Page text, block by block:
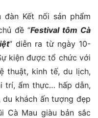
đàn Kết nối sản phẩm
đề “Festival tôm Cà
” diễn ra từ ngày 10-
kiện được tổ chức với
thuật, kinh tế, du lịch,
trí, ẩm thực… hấp dẫn,
khách ấn tượng đẹp
Cà Mau giàu bản sắc